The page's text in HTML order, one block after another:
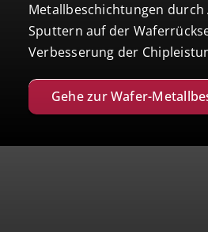
Metallbeschichtungen
Sputtern auf der
Verbesserung der
Gehe zur Wafer-